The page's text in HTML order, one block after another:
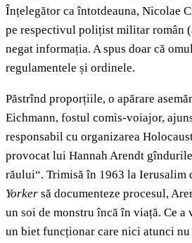
Înțelegător ca întotdeauna, Nicolae
pe respectivul polițist militar român
negat informația. A spus doar că
regulamentele și ordinele.
Păstrînd proporțiile, o apărare
Eichmann, fostul comis-voiajor,
responsabil cu organizarea
provocat lui Hannah Arendt
răului“. Trimisă în 1963 la Ierusalim
Yorker să documenteze procesul,
un soi de monstru încă în viață. Ce a
un biet funcționar care nici atunci nu